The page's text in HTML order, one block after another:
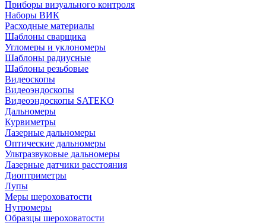
Приборы визуального контроля
Наборы ВИК
Расходные материалы
Шаблоны сварщика
Угломеры и уклономеры
Шаблоны радиусные
Шаблоны резьбовые
Видеоскопы
Видеоэндоскопы
Видеоэндоскопы SATEKO
Дальномеры
Курвиметры
Лазерные дальномеры
Оптические дальномеры
Ультразвуковые дальномеры
Лазерные датчики расстояния
Диоптриметры
Лупы
Меры шероховатости
Нутромеры
Образцы шероховатости